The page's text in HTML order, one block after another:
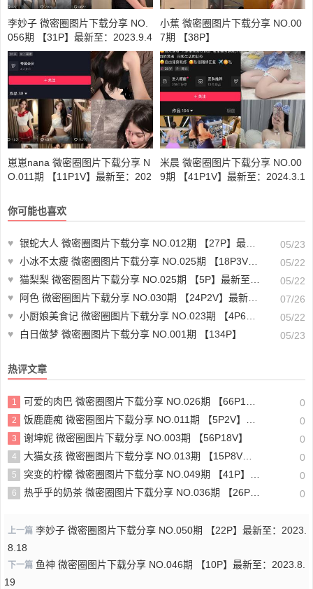
李妙子 微密圈图片下载分享 NO.
056期 【31P】最新至：2023.9.4
小蕉 微密圈图片下载分享 NO.00
7期 【38P】
崽崽nana 微密圈图片下载分享 N
O.011期 【11P1V】最新至：202
米晨 微密圈图片下载分享 NO.00
9期 【41P1V】最新至：2024.3.1
你可能也喜欢
♥ 银蛇大人 微密圈图片下载分享 NO.012期 【27P】最新至：2023.12.02
05/23
♥ 小冰不太瘦 微密圈图片下载分享 NO.025期 【18P3V】最新至：2023.10.7
05/22
♥ 猫梨梨 微密圈图片下载分享 NO.025期 【5P】最新至：2023.8.25
05/22
♥
阿色 微密圈图片下载分享 NO.030期 【24P2V】最新至：2024.7.25
07/26
♥ 小厨娘美食记 微密圈图片下载分享 NO.023期 【4P6V】最新至：2023.9.29
05/22
♥
白日做梦 微密圈图片下载分享 NO.001期 【134P】 05/23
热评文章
1 可爱的肉巴 微密圈图片下载分享 NO.026期 【66P17V】最新至：2024.8.19 0
2 饭鹿鹿痴 微密圈图片下载分享 NO.011期 【5P2V】最新至：2023.8.4 0
3 谢坤妮 微密圈图片下载分享 NO.003期 【56P18V】 0
4 大猫女孩 微密圈图片下载分享 NO.013期 【15P8V】最新至：2023.8.7 0
5 突变的柠檬 微密圈图片下载分享 NO.049期 【41P】最新至：2024.8.24 0
6 热乎乎的奶茶 微密圈图片下载分享 NO.036期 【26P12V】 0
上一篇 李妙子 微密圈图片下载分享 NO.050期 【22P】最新至：2023.
8.18
下一篇 鱼神 微密圈图片下载分享 NO.046期 【10P】最新至：2023.8.
19